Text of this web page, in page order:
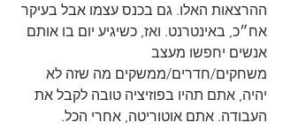
ההרצאות האלו. גם בכנס עצמו אבל בעיקר
אח״כ, באינטרנט. ואז, כשיגיע יום בו אותם
אנשים יחפשו מעצב
משחקים/חדרים/ממשקים מה שזה לא
יהיה, אתם תהיו בפוזיציה טובה לקבל את
העבודה. אתם אוטוריטה, אחרי הכל.